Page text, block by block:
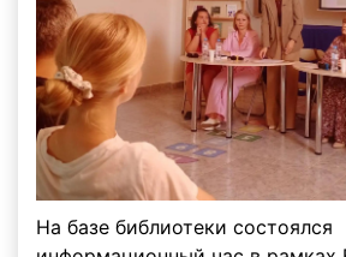
На базе библиотеки состоялся